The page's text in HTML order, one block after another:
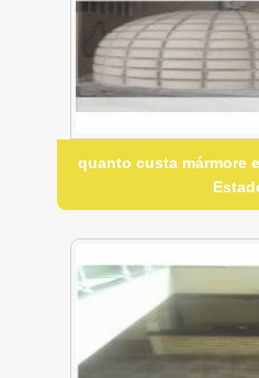
quanto custa mármore